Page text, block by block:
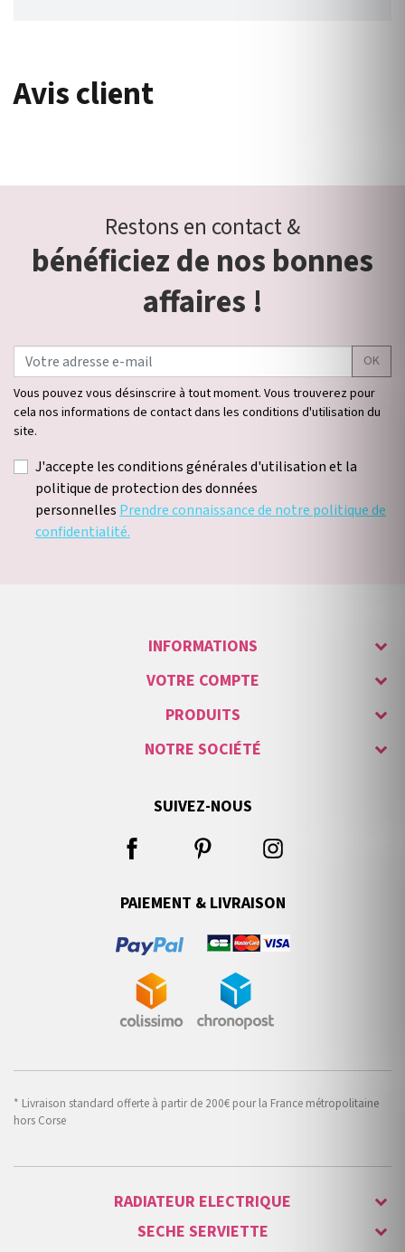
Avis client
Restons en contact &
bénéficiez de nos bonnes
affaires !
OK
Vous pouvez vous désinscrire à tout moment. Vous trouverez pour
cela nos informations de contact dans les conditions d'utilisation du
site.
J'accepte les conditions générales d'utilisation et la
politique de protection des données
personnelles Prendre connaissance de notre politique de
confidentialité.
INFORMATIONS
VOTRE COMPTE
PRODUITS
NOTRE SOCIÉTÉ
SUIVEZ-NOUS
PAIEMENT & LIVRAISON
* Livraison standard offerte à partir de 200€ pour la France métropolitaine
hors Corse
RADIATEUR ELECTRIQUE
SECHE SERVIETTE